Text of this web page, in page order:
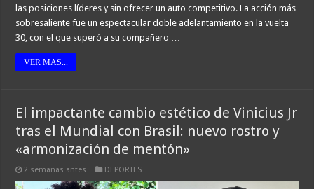
las posiciones líderes y sin ofrecer un auto competitivo. La acción más
sobresaliente fue un espectacular doble adelantamiento en la vuelta
30, con el que superó a su compañero …
VER MAS...
El impactante cambio estético de Vinicius Jr
tras el Mundial con Brasil: nuevo rostro y
«armonización de mentón»
2 semanas antes DEPORTES